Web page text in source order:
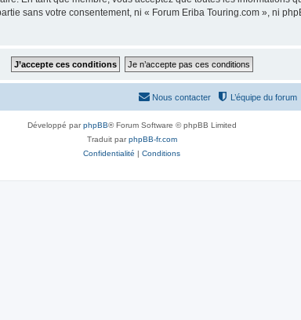
sans votre consentement, ni « Forum Eriba Touring.com », ni
L’équipe du forum
Nous contacter
Développé parphpBB® Forum Software © phpBB Limited
Traduit parphpBB-fr.com
Confidentialité | Conditions